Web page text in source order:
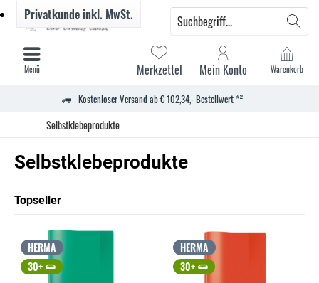
Kostenloser Versand ab € 102,34,- Bestellwert *²
Warenkorb
Merkzettel Mein Konto
Privatkundeinkl. MwSt.
Menü
Selbstklebeprodukte
Selbstklebeprodukte
Topseller
HERMA
30+
HERMA
30+